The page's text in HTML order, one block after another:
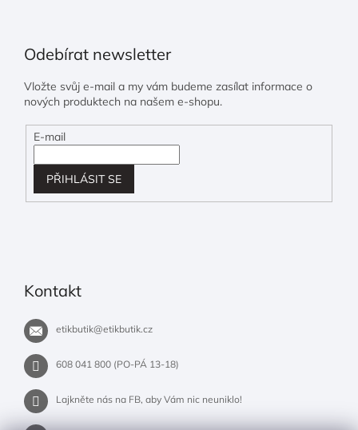
Odebírat newsletter
Vložte svůj e-mail a my vám budeme zasílat informace o
nových produktech na našem e-shopu.
E-mail
PŘIHLÁSIT SE
Kontakt
etikbutik@etikbutik.cz
608 041 800 (PO-PÁ 13-18)
Lajkněte nás na FB, aby Vám nic neuniklo!